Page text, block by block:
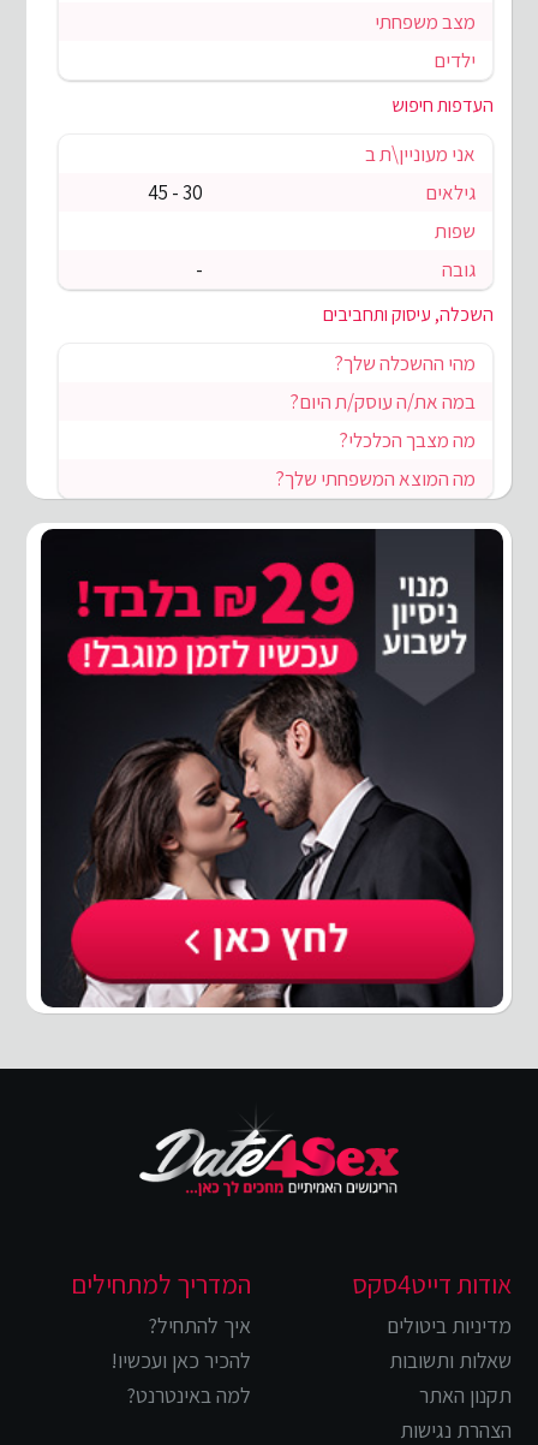
מצב משפחתי
ילדים
העדפות חיפוש
אני מעוניין\ת ב
גילאים
30 - 45
שפות
גובה
-
השכלה, עיסוק ותחביבים
מהי ההשכלה שלך?
במה את/ה עוסק/ת היום?
מה מצבך הכלכלי?
מה המוצא המשפחתי שלך?
אודות דייט4סקס
מדיניות ביטולים
שאלות ותשובות
תקנון האתר
הצהרת נגישות
המדריך למתחילים
איך להתחיל?
להכיר כאן ועכשיו!
למה באינטרנט?